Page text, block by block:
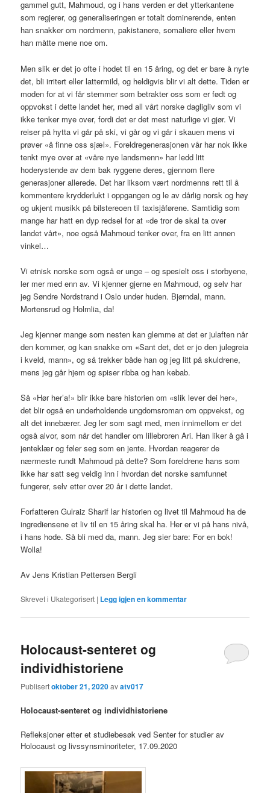
gammel gutt, Mahmoud, og i hans verden er det ytterkantene
som regjerer, og generaliseringen er totalt dominerende, enten
han snakker om nordmenn, pakistanere, somaliere eller hvem
han måtte mene noe om.
Men slik er det jo ofte i hodet til en 15 åring, og det er bare å nyte
det, bli irritert eller lattermild, og heldigvis blir vi alt dette. Tiden er
moden for at vi får stemmer som betrakter oss som er født og
oppvokst i dette landet her, med all vårt norske dagligliv som vi
ikke tenker mye over, fordi det er det mest naturlige vi gjør. Vi
reiser på hytta vi går på ski, vi går og vi går i skauen mens vi
prøver «å finne oss sjæl». Foreldregenerasjonen vår har nok ikke
tenkt mye over at «våre nye landsmenn» har ledd litt
hoderystende av dem bak ryggene deres, gjennom flere
generasjoner allerede. Det har liksom vært nordmenns rett til å
kommentere krydderlukt i oppgangen og le av dårlig norsk og høy
og ukjent musikk på bilstereoen til taxisjåførene. Samtidig som
mange har hatt en dyp redsel for at «de tror de skal ta over
landet vårt», noe også Mahmoud tenker over, fra en litt annen
vinkel…
Vi etnisk norske som også er unge – og spesielt oss i storbyene,
ler mer med enn av. Vi kjenner gjerne en Mahmoud, og selv har
jeg Søndre Nordstrand i Oslo under huden. Bjørndal, mann.
Mortensrud og Holmlia, da!
Jeg kjenner mange som nesten kan glemme at det er julaften når
den kommer, og kan snakke om «Sant det, det er jo den julegreia
i kveld, mann», og så trekker både han og jeg litt på skuldrene,
mens jeg går hjem og spiser ribba og han kebab.
Så «Hør her’a!» blir ikke bare historien om «slik lever dei her»,
det blir også en underholdende ungdomsroman om oppvekst, og
alt det innebærer. Jeg ler som sagt med, men innimellom er det
også alvor, som når det handler om lillebroren Ari. Han liker å gå i
jenteklær og føler seg som en jente. Hvordan reagerer de
nærmeste rundt Mahmoud på dette? Som foreldrene hans som
ikke har satt seg veldig inn i hvordan det norske samfunnet
fungerer, selv etter over 20 år i dette landet.
Forfatteren Gulraiz Sharif lar historien og livet til Mahmoud ha de
ingrediensene et liv til en 15 åring skal ha. Her er vi på hans nivå,
i hans hode. Så bli med da, mann. Jeg sier bare: For en bok!
Wolla!
Av Jens Kristian Pettersen Bergli
Skrevet i Ukategorisert | Legg igjen en kommentar
Holocaust-senteret og
individhistoriene
Publisertoktober 21, 2020avatv017
Holocaust-senteret og individhistoriene
Refleksjoner etter et studiebesøk ved Senter for studier av
Holocaust og livssynsminoriteter, 17.09.2020